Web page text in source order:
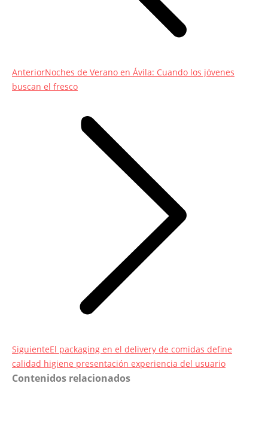
AnteriorEntrada
anterior:
Noches de Verano en Ávila: Cuando los jóvenes
buscan el fresco
SiguienteEntrada
siguiente:
El packaging en el delivery de comidas define
calidad higiene presentación experiencia del usuario
Contenidos relacionados